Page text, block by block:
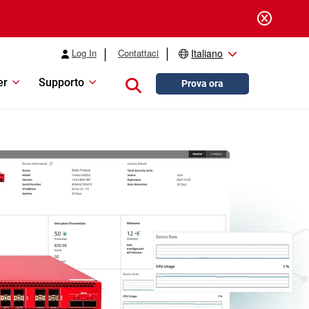
Log In Contattaci Italiano
Supporto Close searchProva ora